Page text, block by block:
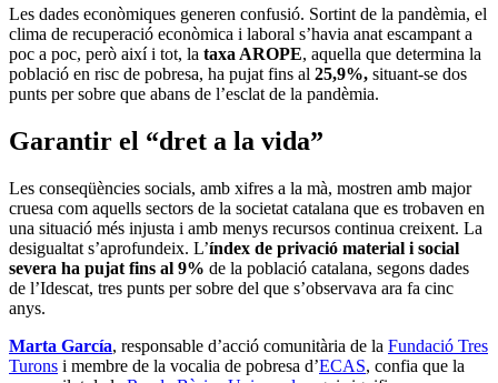
Les dades econòmiques generen confusió. Sortint de la pandèmia, el
clima de recuperació econòmica i laboral s’havia anat escampant a
poc a poc, però així i tot, la taxa AROPE, aquella que determina la
població en risc de pobresa, ha pujat fins al 25,9%, situant-se dos
punts per sobre que abans de l’esclat de la pandèmia.
Garantir el “dret a la vida”
Les conseqüències socials, amb xifres a la mà, mostren amb major
cruesa com aquells sectors de la societat catalana que es trobaven en
una situació més injusta i amb menys recursos continua creixent. La
desigualtat s’aprofundeix. L’índex de privació material i social
severa ha pujat fins al 9% de la població catalana, segons dades
de l’Idescat, tres punts per sobre del que s’observava ara fa cinc
anys.
Marta García, responsable d’acció comunitària de la Fundació Tres
Turons i membre de la vocalia de pobresa d’ECAS, confia que la